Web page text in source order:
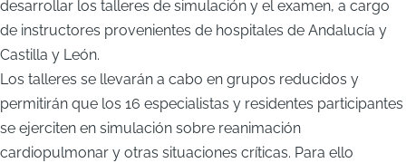
desarrollar los talleres de simulación y el examen, a cargo
de instructores provenientes de hospitales de Andalucía y
Castilla y León.
Los talleres se llevarán a cabo en grupos reducidos y
permitirán que los 16 especialistas y residentes participantes
se ejerciten en simulación sobre reanimación
cardiopulmonar y otras situaciones críticas. Para ello